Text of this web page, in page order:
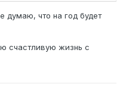
думаю, что на год будет
счастливую жизнь с